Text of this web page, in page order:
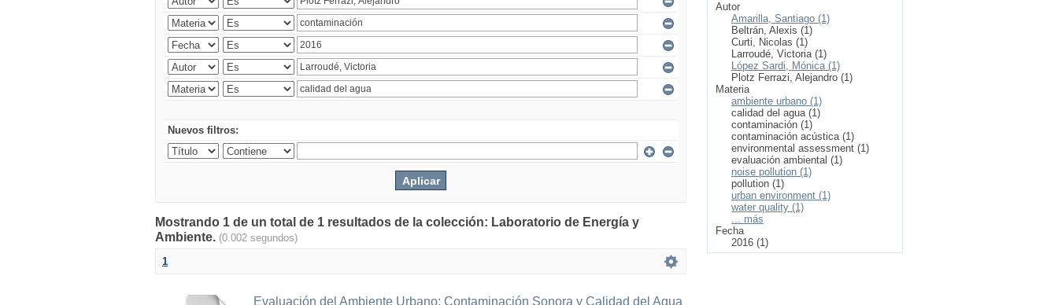
Nuevos filtros:
Mostrando 1 de un total de 1 resultados de la colección: Laboratorio de Energía y
Ambiente. (0.002 segundos)
1
Evaluación del Ambiente Urbano: Contaminación Sonora y Calidad del Agua
Autor
Amarilla, Santiago (1)
Beltrán, Alexis (1)
Curti, Nicolas (1)
Larroudé, Victoria (1)
López Sardi, Mónica (1)
Plotz Ferrazi, Alejandro (1)
Materia
ambiente urbano (1)
calidad del agua (1)
contaminación (1)
contaminación acústica (1)
environmental assessment (1)
evaluación ambiental (1)
noise pollution (1)
pollution (1)
urban environment (1)
water quality (1)
... más
Fecha
2016 (1)